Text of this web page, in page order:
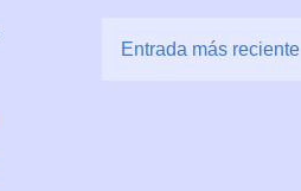
Entrada más reciente